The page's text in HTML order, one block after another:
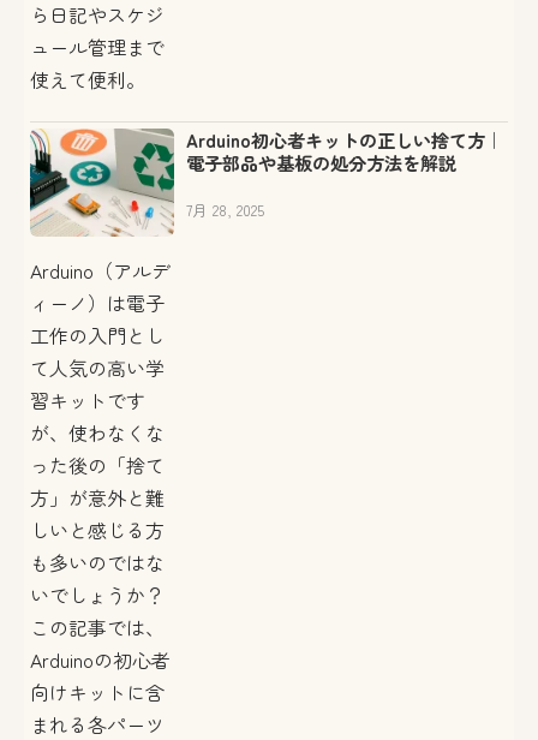
ら日記やスケジ
ュール管理まで
使えて便利。
Arduino初心者キットの正しい捨て方｜
電子部品や基板の処分方法を解説
7月 28, 2025
Arduino（アルデ
ィーノ）は電子
工作の入門とし
て人気の高い学
習キットです
が、使わなくな
った後の「捨て
方」が意外と難
しいと感じる方
も多いのではな
いでしょうか？
この記事では、
Arduinoの初心者
向けキットに含
まれる各パーツ